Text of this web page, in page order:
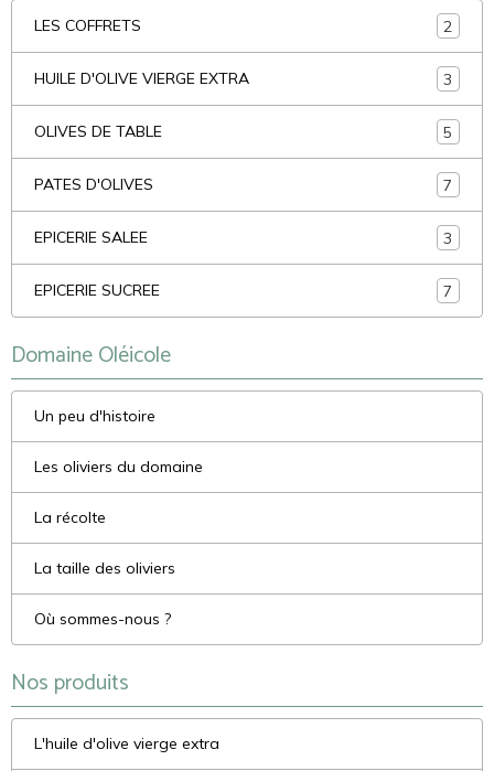
LES COFFRETS 2
HUILE D'OLIVE VIERGE EXTRA 3
OLIVES DE TABLE 5
PATES D'OLIVES 7
EPICERIE SALEE 3
EPICERIE SUCREE 7
Domaine Oléicole
Un peu d'histoire
Les oliviers du domaine
La récolte
La taille des oliviers
Où sommes-nous ?
Nos produits
L'huile d'olive vierge extra